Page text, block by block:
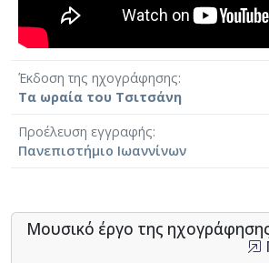
Έκδοση της ηχογράφησης
Τα ωραία του Τσιτσάνη
Προέλευση εγγραφής
Πανεπιστήμιο Ιωαννίνων
Μουσικό έργο της